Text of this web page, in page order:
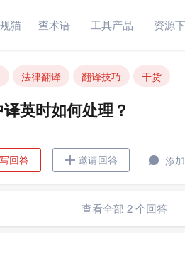
猫 查术语 工具产品 资源
处理？
法律翻译 翻译技巧 干货
英时如何处理？
写回答  邀请回答  添
查看全部 2 个回答